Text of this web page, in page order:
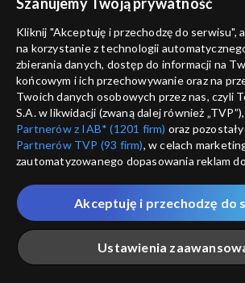
informacje o dostawcy usług
Kliknij "Akceptuję i przechodzę do serwisu",
na korzystanie z technologii
zbierania danych, dostęp do informacji na
końcowym i ich przechowywanie oraz na
Twoich danych osobowych przez nas, czyli
S.A. w likwidacji (zwaną dalej również „TVP”),
Partnerów z IAB* (1201 firm) oraz
Partnerów TVP (93 firm), w celach
zautomatyzowanego dopasowania reklam
które wskazujemy poniżej, a także zgody na
przez nas identyfikatora PPID do Google.
Twoje dane osobowe zbierane podczas
Ciebie naszych
poszczególnych serwisów
„Portalem”, w tym informacje zapisywane za
Ustawienia
Akceptuję i przechodzę do